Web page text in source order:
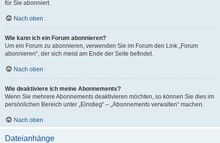
für Sie abonniert.
Nach oben
Wie kann ich ein Forum abonnieren?
Um ein Forum zu abonnieren, verwenden Sie im Forum den Link „Forum
abonnieren“, der sich meist am Ende der Seite befindet.
Nach oben
Wie deaktiviere ich meine Abonnements?
Wenn Sie mehrere Abonnements deaktivieren möchten, so können Sie dies im
persönlichen Bereich unter „Einstieg“ – „Abonnements verwalten“ machen.
Nach oben
Dateianhänge